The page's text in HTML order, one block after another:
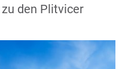
den Plitvicer